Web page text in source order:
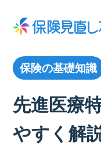
保険の基礎知識
先進医療
やすく解